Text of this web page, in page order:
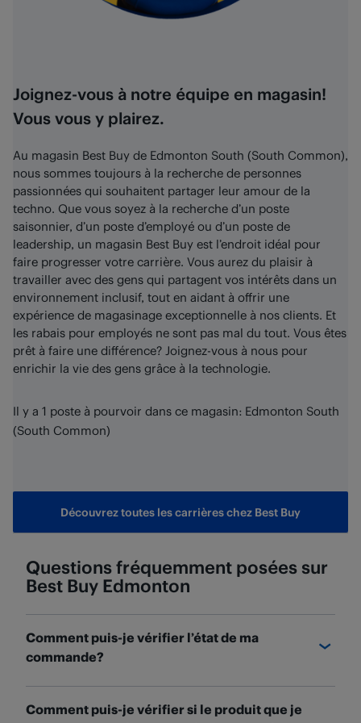
Joignez-vous à notre équipe en magasin!
Vous vous y plairez.
Au magasin Best Buy de Edmonton South (South Common),
nous sommes toujours à la recherche de personnes
passionnées qui souhaitent partager leur amour de la
techno. Que vous soyez à la recherche d’un poste
saisonnier, d’un poste d’employé ou d’un poste de
leadership, un magasin Best Buy est l’endroit idéal pour
faire progresser votre carrière. Vous aurez du plaisir à
travailler avec des gens qui partagent vos intérêts dans un
environnement inclusif, tout en aidant à offrir une
expérience de magasinage exceptionnelle à nos clients. Et
les rabais pour employés ne sont pas mal du tout. Vous êtes
prêt à faire une différence? Joignez-vous à nous pour
enrichir la vie des gens grâce à la technologie.
Il y a 1 poste à pourvoir dans ce magasin: Edmonton South
(South Common)
Découvrez toutes les carrières chez Best Buy
Questions fréquemment posées sur
Best Buy Edmonton
Comment puis-je vérifier l’état de ma
commande?
savoir où elle se trouve sur la page desdétails de la
Comment puis-je vérifier si le produit que je